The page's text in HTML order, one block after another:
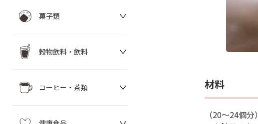
菓子類
穀物飲料・飲料
コーヒー・茶類 材料
（20～24個分）